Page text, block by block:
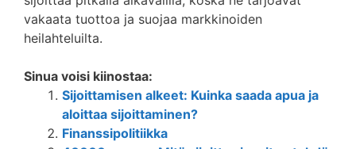
vakaata tuottoa ja suojaa markkinoiden
heilahteluilta.
Sinua voisi kiinostaa:
Sijoittamisen alkeet: Kuinka saada apua ja
aloittaa sijoittaminen?
Finanssipolitiikka